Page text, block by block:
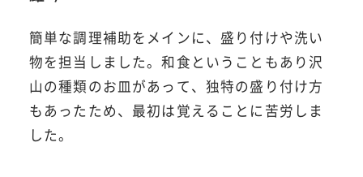
簡単な調理補助をメインに、盛り付けや洗い
物を担当しました。和食ということもあり沢
山の種類のお皿があって、独特の盛り付け方
もあったため、最初は覚えることに苦労しま
した。